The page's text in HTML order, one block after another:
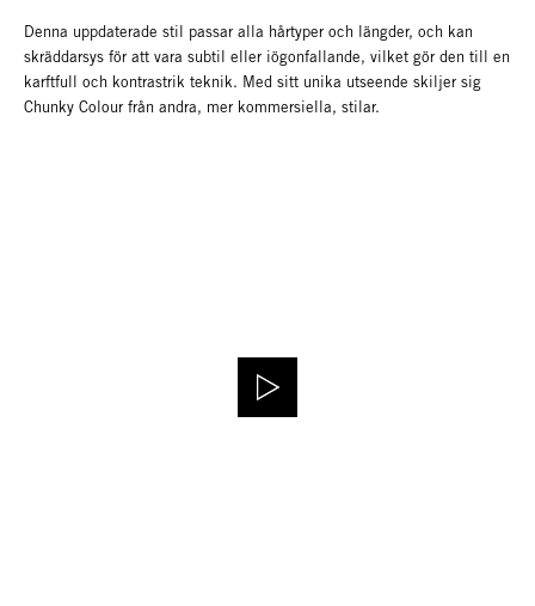
Denna uppdaterade stil passar alla hårtyper och längder, och kan
skräddarsys för att vara subtil eller iögonfallande, vilket gör den till en
karftfull och kontrastrik teknik. Med sitt unika utseende skiljer sig
Chunky Colour från andra, mer kommersiella, stilar.